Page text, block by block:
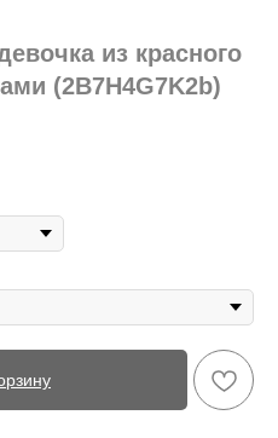
из красного
(2B7H4G7K2b)